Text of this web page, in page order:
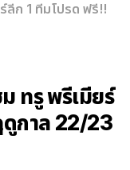
ลีก 1 ทีมโปรด ฟรี!!
ทรู พรีเมียร์
กาล 22/23